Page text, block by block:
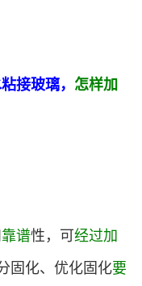
接玻璃， 怎样加
靠谱性，可经过加
固化、优化固化要